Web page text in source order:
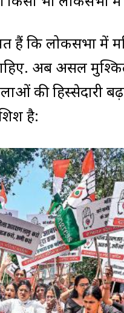
हैं कि लोकसभा में
अब असल
की हिस्सेदारी
है: